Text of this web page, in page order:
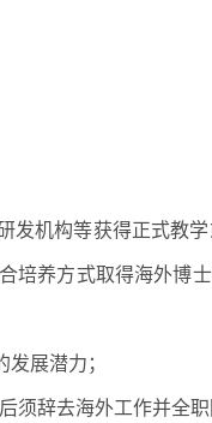
发机构等获得正式教
培养方式取得海外博
展潜力；
须辞去海外工作并全